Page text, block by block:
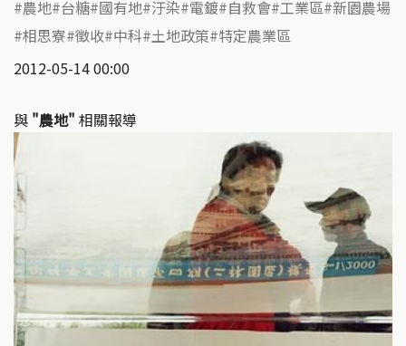
農地 台糖 國有地 汙染 電鍍 自救會 工業區 新園農場
相思寮 徵收 中科 土地政策 特定農業區
2012-05-14 00:00
與 "農地" 相關報導